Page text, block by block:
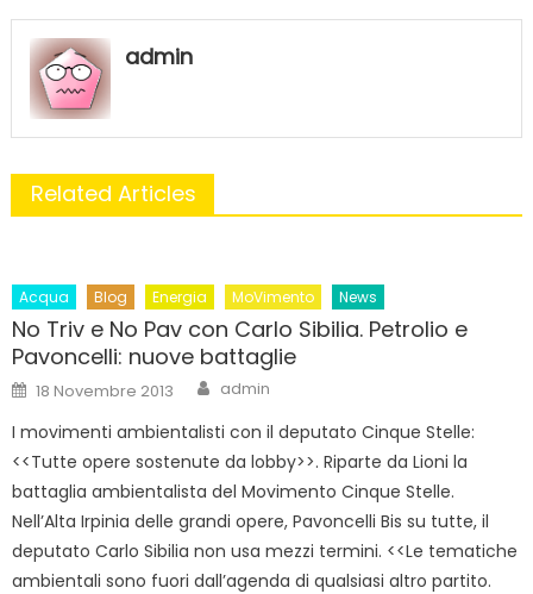
admin
Related Articles
Acqua Blog Energia MoVimento News
No Triv e No Pav con Carlo Sibilia. Petrolio e
Pavoncelli: nuove battaglie
Posted
on
18 Novembre 2013 Author
admin
I movimenti ambientalisti con il deputato Cinque Stelle:
<<Tutte opere sostenute da lobby>>. Riparte da Lioni la
battaglia ambientalista del Movimento Cinque Stelle.
Nell’Alta Irpinia delle grandi opere, Pavoncelli Bis su tutte, il
deputato Carlo Sibilia non usa mezzi termini. <<Le tematiche
ambientali sono fuori dall’agenda di qualsiasi altro partito.